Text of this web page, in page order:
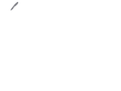
🖊️